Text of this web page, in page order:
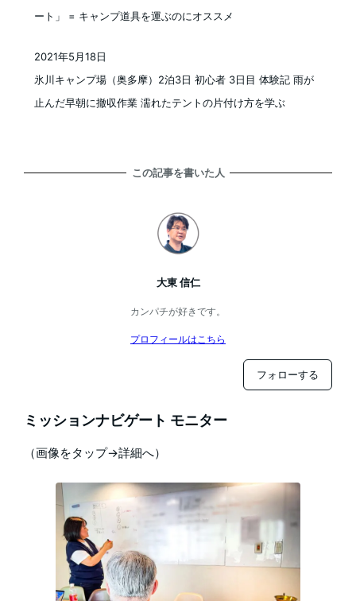
ート」 = キャンプ道具を運ぶのにオススメ
氷川キャンプ場（奥多摩）2泊3日 初心者 3日目 体験記 雨が
止んだ早朝に撤収作業 濡れたテントの片付け方を学ぶ
2021年5月18日
この記事を書いた人
大東 信仁
カンパチが好きです。
プロフィールはこちら
フォローする
ミッションナビゲート モニター
（画像をタップ→詳細へ）